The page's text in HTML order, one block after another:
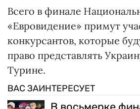
Всего в финале
«Евровидение» примут
конкурсантов, которые
право представлять
Турине.
ВАС ЗАИНТЕРЕСУЕТ